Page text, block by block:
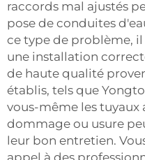
raccords mal ajustés
pose de conduites
ce type de problème,
une installation
de haute qualité
établis, tels que
vous-même les
dommage ou usure
leur bon entretien.
appel à des